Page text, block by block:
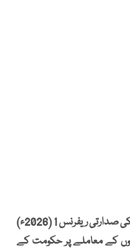
آزاد جموں و کشمیر سپریم کورٹ کی صدارتی ریفرنس 1 (2026ء)
کے معاملے پر حکومت کے